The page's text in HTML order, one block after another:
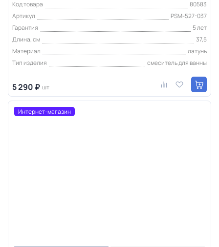
Код товара
80583
Артикул
PSM-527-037
Гарантия
5 лет
Длина, см
37,5
Материал
латунь
Тип изделия
смеситель для ванны
5 290 ₽ шт
Интернет-магазин